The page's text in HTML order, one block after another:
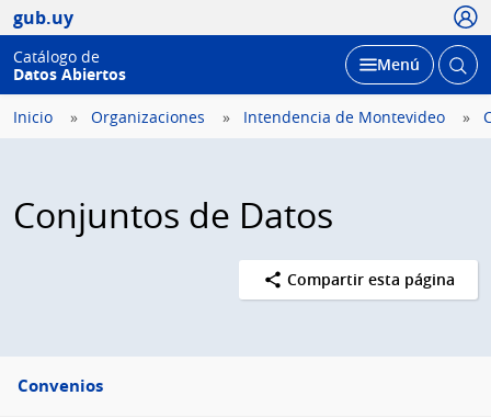
gub.uy
Catálogo de
Datos Abiertos
Desplegar
Menú Abrir
Inicio Organizaciones Intendencia de Montevideo
Conjuntos de Datos
Compartir esta página
Menú
lateral
Convenios